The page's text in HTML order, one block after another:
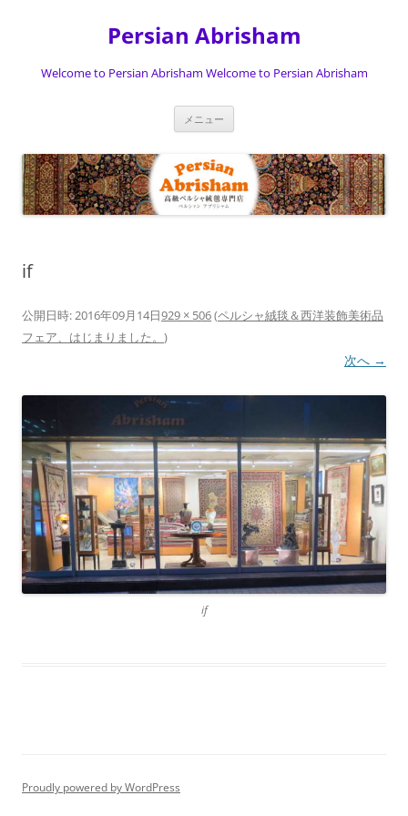
Persian Abrisham
Welcome to Persian Abrisham Welcome to Persian Abrisham
メニュー
ス
キ
ッ
if
公開日時:2016年09月14日929 × 506(ペルシャ絨毯＆西洋装飾美術品
フェア、はじまりました。 )
次へ →
if
Proudly powered by WordPress